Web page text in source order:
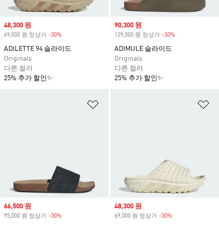
Sale price
48,300 원
69,000 원 정상가 -30%
ADILETTE 94 슬라이드
Originals
다른 컬러
25% 추가 할인✨
Sale price
90,300 원
129,000 원 정상가 -30%
ADIMULE 슬라이드
Originals
다른 컬러
25% 추가 할인✨
Sale price
66,500 원
95,000 원 정상가 -30%
Sale price
48,300 원
69,000 원 정상가 -30%